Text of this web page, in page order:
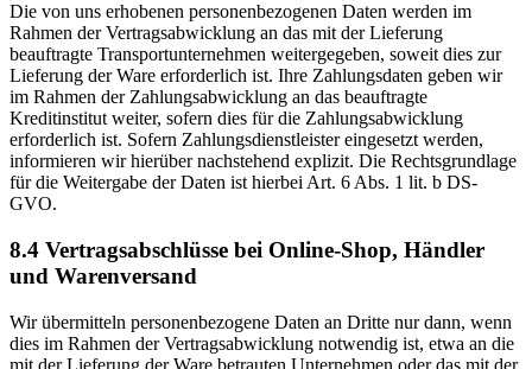
Die von uns erhobenen personenbezogenen Daten werden im
Rahmen der Vertragsabwicklung an das mit der Lieferung
beauftragte Transportunternehmen weitergegeben, soweit dies zur
Lieferung der Ware erforderlich ist. Ihre Zahlungsdaten geben wir
im Rahmen der Zahlungsabwicklung an das beauftragte
Kreditinstitut weiter, sofern dies für die Zahlungsabwicklung
erforderlich ist. Sofern Zahlungsdienstleister eingesetzt werden,
informieren wir hierüber nachstehend explizit. Die Rechtsgrundlage
für die Weitergabe der Daten ist hierbei Art. 6 Abs. 1 lit. b DS-
GVO.
8.4 Vertragsabschlüsse bei Online-Shop, Händler
und Warenversand
Wir übermitteln personenbezogene Daten an Dritte nur dann, wenn
dies im Rahmen der Vertragsabwicklung notwendig ist, etwa an die
mit der Lieferung der Ware betrauten Unternehmen oder das mit der